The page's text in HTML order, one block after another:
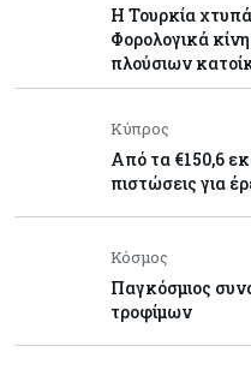
Η Τουρκία
Φορολογικά
πλούσιων
Κύπρος
Από τα €150,6
πιστώσεις για
Κόσμος
Παγκόσμιος
τροφίμων